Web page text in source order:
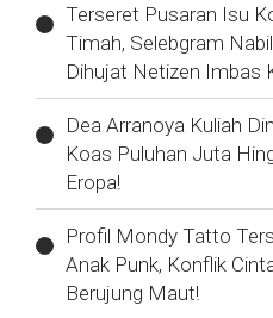
Terseret Pusaran Isu
Timah, Selebgram
Dihujat Netizen Imbas
Dea Arranoya Kuliah
Koas Puluhan Juta
Eropa!
Profil Mondy Tatto
Anak Punk, Konflik
Berujung Maut!